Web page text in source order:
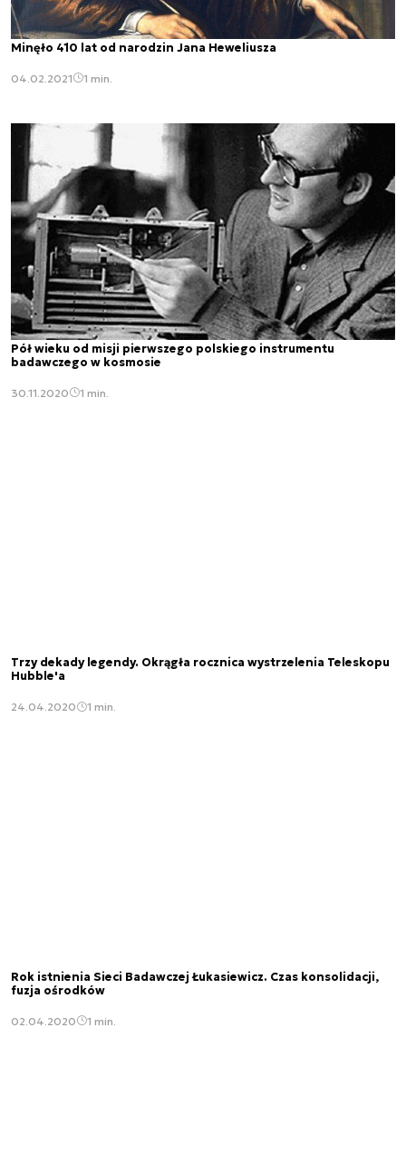
Minęło 410 lat od narodzin Jana Heweliusza
04.02.2021 1 min.
Pół wieku od misji pierwszego polskiego instrumentu
badawczego w kosmosie
30.11.2020 1 min.
Trzy dekady legendy. Okrągła rocznica wystrzelenia Teleskopu
Hubble'a
24.04.2020 1 min.
Rok istnienia Sieci Badawczej Łukasiewicz. Czas konsolidacji,
fuzja ośrodków
02.04.2020 1 min.